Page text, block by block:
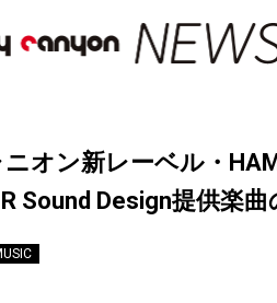
オン新レーベル・
Sound Design提供楽曲